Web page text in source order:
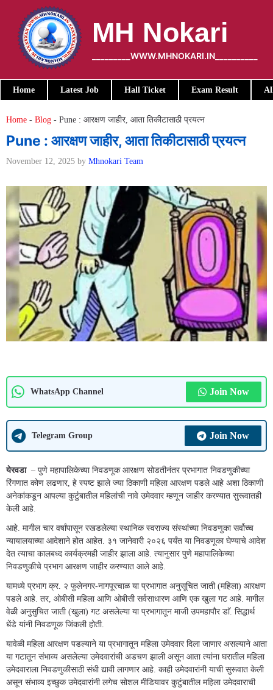
content
MH Nokari
_________WWW.MHNOKARI.IN__________
Home Latest Job Hall Ticket Exam Result
Home - Blog - Pune : आरक्षण जाहीर, आता तिकीटासाठी प्रयत्न
Pune : आरक्षण जाहीर, आता तिकीटासाठी प्रयत्न
November 12, 2025 by Mhnokari Team
WhatsApp Channel Join Now
Telegram Group Join Now
येरवडा – पुणे महापालिकेच्या निवडणूक आरक्षण सोडतीनंतर प्रभागात निवडणुकीच्या
रिंगणात कोण लढणार, हे स्पष्ट झाले ज्या ठिकाणी महिला आरक्षण पडले आहे अशा ठिकाणी
अनेकांकडून आपल्या कुटुंंबातील महिलांची नावे उमेदवार म्हणून जाहीर करण्यात सुरूवातही
केली आहे.
आहे. मागील चार वर्षांपासून रखडलेल्या स्थानिक स्वराज्य संस्थांच्या निवडणुका सर्वोच्च
न्यायालयाच्या आदेशाने होत आहेत. ३१ जानेवारी २०२६ पर्यंत या निवडणूका घेण्याचे आदेश
देत त्याचा कालबध्द कार्यक्रमही जाहीर झाला आहे. त्यानुसार पुणे महापालिकेच्या
निवडणुकीचे प्रभाग आरक्षण जाहीर करण्यात आले आहे.
यामध्ये प्रभाग क्र. २ फुलेनगर-नागपूरचाळ या प्रभागात अनुसूचित जाती (महिला) आरक्षण
पडले आहे. तर, ओबीसी महिला आणि ओबीसी सर्वसाधारण आणि एक खुला गट आहे. मागील
वेळी अनुसुचित जाती (खुला) गट असलेल्या या प्रभागातून माजी उपमहापौर डाॅ. सिद्धार्थ
धेंडे यांनी निवडणूक जिंकली होती.
यावेळी महिला आरक्षण पडल्याने या प्रभागातून महिला उमेदवार दिला जाणार असल्याने आता
या गटातून संभाव्य असलेल्या उमेदवारांची अडचण झाली असून आता त्यांना घरातील महिला
उमेदवाराला निवडणुकीसाठी संधी द्यावी लागणार आहे. काही उमेदवारांनी याची सुरूवात केली
असून संभाव्य इच्छुक उमेदवारांनी लगेच सोशल मीडियावर कुटुंबातील महिला उमेदवाराची